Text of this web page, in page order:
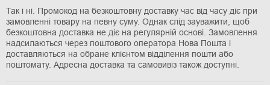
Так і ні. Промокод на безкоштовну доставку час від часу діє при
замовленні товару на певну суму. Однак слід зауважити, щоб
безкоштовна доставка не діє на регулярній основі. Замовлення
надсилаються через поштового оператора Нова Пошта і
доставляються на обране клієнтом відділення пошти або
поштомату. Адресна доставка та самовивіз також доступні.